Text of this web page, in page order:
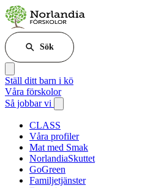
Sök
Ställ ditt barn i kö
Våra förskolor
Så jobbar vi
CLASS
Våra profiler
Mat med Smak
NorlandiaSkuttet
GoGreen
Familjetjänster